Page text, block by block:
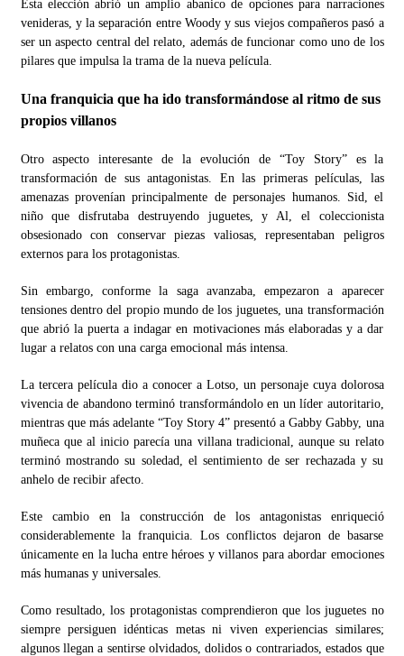
Esta elección abrió un amplio abanico de opciones para narraciones
venideras, y la separación entre Woody y sus viejos compañeros pasó a
ser un aspecto central del relato, además de funcionar como uno de los
pilares que impulsa la trama de la nueva película.
Una franquicia que ha ido transformándose al ritmo de sus
propios villanos
Otro aspecto interesante de la evolución de “Toy Story” es la
transformación de sus antagonistas. En las primeras películas, las
amenazas provenían principalmente de personajes humanos. Sid, el
niño que disfrutaba destruyendo juguetes, y Al, el coleccionista
obsesionado con conservar piezas valiosas, representaban peligros
externos para los protagonistas.
Sin embargo, conforme la saga avanzaba, empezaron a aparecer
tensiones dentro del propio mundo de los juguetes, una transformación
que abrió la puerta a indagar en motivaciones más elaboradas y a dar
lugar a relatos con una carga emocional más intensa.
La tercera película dio a conocer a Lotso, un personaje cuya dolorosa
vivencia de abandono terminó transformándolo en un líder autoritario,
mientras que más adelante “Toy Story 4” presentó a Gabby Gabby, una
muñeca que al inicio parecía una villana tradicional, aunque su relato
terminó mostrando su soledad, el sentimiento de ser rechazada y su
anhelo de recibir afecto.
Este cambio en la construcción de los antagonistas enriqueció
considerablemente la franquicia. Los conflictos dejaron de basarse
únicamente en la lucha entre héroes y villanos para abordar emociones
más humanas y universales.
Como resultado, los protagonistas comprendieron que los juguetes no
siempre persiguen idénticas metas ni viven experiencias similares;
algunos llegan a sentirse olvidados, dolidos o contrariados, estados que